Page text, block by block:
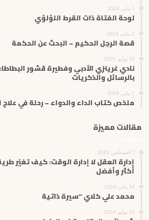
1 يناير، 2024
لوحة الفتاة ذات القرط اللؤلؤي
2 يناير، 2024
قصة الرجل الحكيم – البحث عن الحكمة
19 يوليو، 2025
نادي غرينزي الأدبي وفطيرة قشور
بالرسائل والذكريات
1 يناير، 2024
ملخص كتاب الداء والدواء – رحلة في
مقالات مميزة
1 أغسطس، 2025
إدارة العقل لا إدارة الوقت: كيف تغيّر
أكثر وأفضل
14 يناير، 2024
محمد علي كلاي “سيرة ذاتية
12 يوليو، 2024